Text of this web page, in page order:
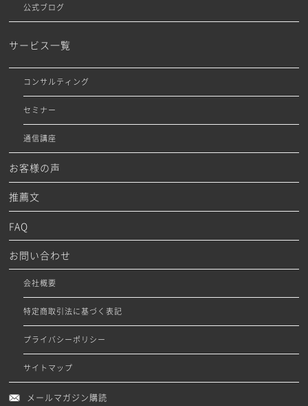
公式ブログ
サービス一覧
コンサルティング
セミナー
通信講座
お客様の声
推薦文
FAQ
お問い合わせ
会社概要
特定商取引法に基づく表記
プライバシーポリシー
サイトマップ
メールマガジン購読